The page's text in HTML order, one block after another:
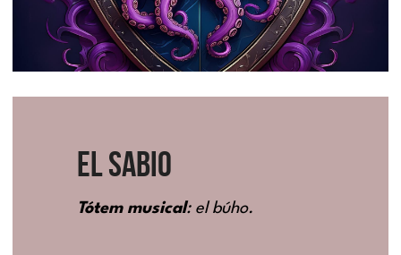
EL SABIO
Tótem musical: el búho.